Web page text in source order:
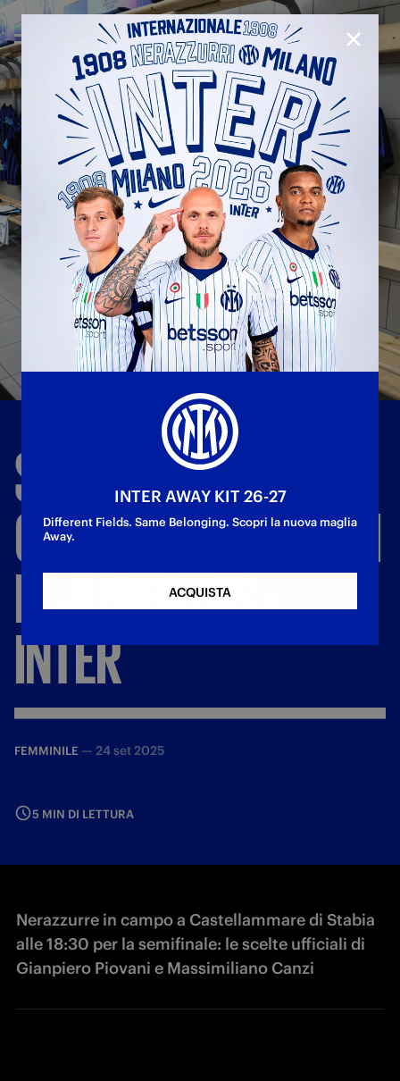
SERIEAWOMEN'S
CUP,LEFORMAZIONI
DIJUVENTUS-
INTER
FEMMINILE — 24 set 2025
5 MIN DI LETTURA
Nerazzurre in campo a Castellammare di Stabia
alle 18:30 per la semifinale: le scelte ufficiali di
Gianpiero Piovani e Massimiliano Canzi
INTER AWAY KIT 26-27
Different Fields. Same Belonging. Scopri la nuova maglia
Away.
ACQUISTA